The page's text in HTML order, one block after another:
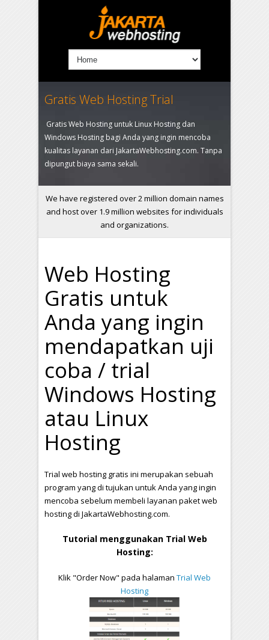
Gratis Web Hosting Trial
Gratis Web Hosting untuk Linux Hosting dan
Windows Hosting bagi Anda yang ingin mencoba
kualitas layanan dari JakartaWebhosting.com. Tanpa
dipungut biaya sama sekali.
We have registered over 2 million domain names
and host over 1.9 million websites for individuals
and organizations.
Web Hosting
Gratis untuk
Anda yang ingin
mendapatkan uji
coba / trial
Windows Hosting
atau Linux
Hosting
Trial web hosting gratis ini merupakan sebuah
program yang di tujukan untuk Anda yang ingin
mencoba sebelum membeli layanan paket web
hosting di JakartaWebhosting.com.
Tutorial menggunakan Trial Web
Hosting:
Klik "Order Now" pada halaman Trial Web
Hosting